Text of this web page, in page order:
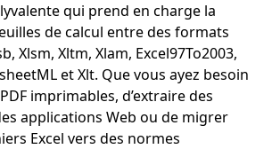
qui prend en charge la
de calcul entre des formats
Xlsm, Xltm, Xlam, Excel97To2003,
et Xlt. Que vous ayez besoin
imprimables, d’extraire des
applications Web ou de migrer
Excel vers des normes